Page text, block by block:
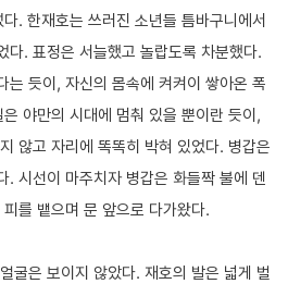
. 한재호는 쓰러진 소년들 틈바구니에서
다. 표정은 서늘했고 놀랍도록 차분했다.
는 듯이, 자신의 몸속에 켜켜이 쌓아온 폭
야만의 시대에 멈춰 있을 뿐이란 듯이,
않고 자리에 똑똑히 박혀 있었다. 병갑은
. 시선이 마주치자 병갑은 화들짝 불에 덴
를 뱉으며 문 앞으로 다가왔다.
굴은 보이지 않았다. 재호의 발은 넓게 벌